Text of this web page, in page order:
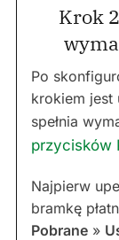
Krok
Po
krokiem jest
spełnia
przycisków
Najpierw
bramkę
Pobrane »